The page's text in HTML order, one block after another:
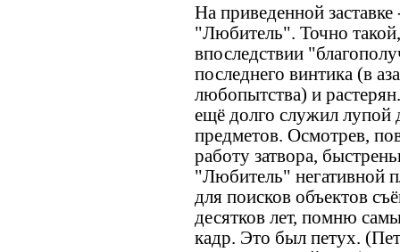
На приведенной
"Любитель". Точно
впоследствии
последнего винтика (в
любопытства) и
ещё долго служил лупой
предметов. Осмотрев,
работу затвора,
"Любитель" негативной
для поисков объектов
десятков лет, помню
кадр. Это был петух.